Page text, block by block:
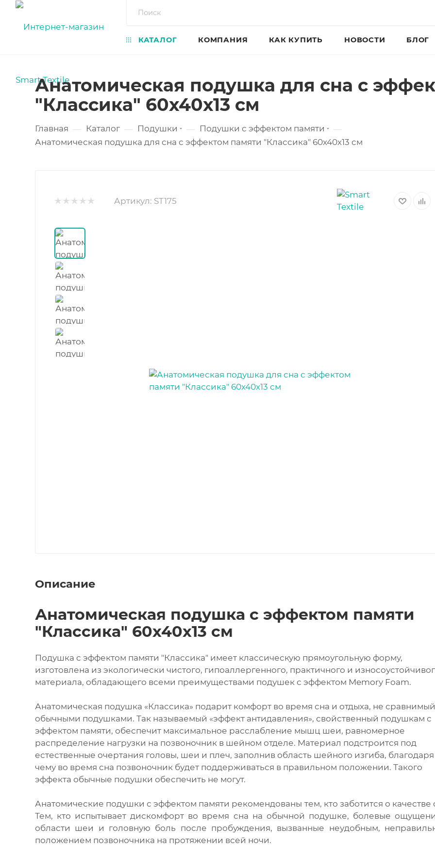
КАТАЛОГ КОМПАНИЯ КАК КУПИТЬ НОВОСТИ БЛОГ
Анатомическая подушка для сна с
"Классика" 60х40х13 см
Главная — Каталог — Подушки — Подушки с эффектом памяти
—
Анатомическая подушка для сна с эффектом памяти "Классика" 60х40х13 см
Артикул: ST175
Описание
Анатомическая подушка с эффектом памяти
"Классика" 60х40х13 см
Подушка с эффектом памяти "Классика" имеет классическую прямоугольную форму,
изготовлена из экологически чистого, гипоаллергенного, практичного и
материала, обладающего всеми преимуществами подушек с эффектом Memory Foam.
Анатомическая подушка «Классика» подарит комфорт во время сна и отдыха, не
обычными подушками. Так называемый «эффект антидавления», свойственный подушкам с
эффектом памяти, обеспечит максимальное расслабление мышц шеи, равномерное
распределение нагрузки на позвоночник в шейном отделе. Материал подстроится под
естественные очертания головы, шеи и плеч, заполнив область шейного изгиба, благодаря
чему во время сна позвоночник будет поддерживаться в правильном положении. Такого
эффекта обычные подушки обеспечить не могут.
Анатомические подушки с эффектом памяти рекомендованы тем, кто заботится о качестве
Тем, кто испытывает дискомфорт во время сна на обычной подушке, болевые
области шеи и головную боль после пробуждения, вызванные неудобным,
положением позвоночника на протяжении всей ночи.